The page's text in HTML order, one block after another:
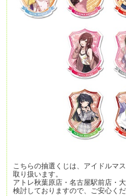
こちらの抽選くじは、アイドルマ
取り扱います。
アトレ秋葉原店・名古屋駅前店・
検討しておりますので、ご安心くだ